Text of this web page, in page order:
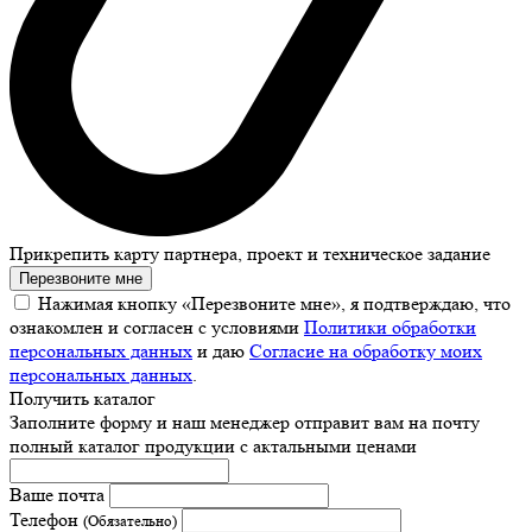
Прикрепить карту партнера, проект и техническое задание
Перезвоните мне
Нажимая кнопку «Перезвоните мне», я подтверждаю, что
ознакомлен и согласен с условиями Политики обработки
персональных данных и даю Согласие на обработку моих
персональных данных.
Получить каталог
Заполните форму и наш менеджер отправит вам на почту
полный каталог продукции с актальными ценами
Ваше почта
Телефон (Обязательно)